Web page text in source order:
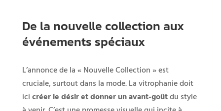
De la nouvelle collection aux
événements spéciaux
L’annonce de la « Nouvelle Collection » est
cruciale, surtout dans la mode. La vitrophanie doit
icicréer le désir et donner un avant-goûtdu style